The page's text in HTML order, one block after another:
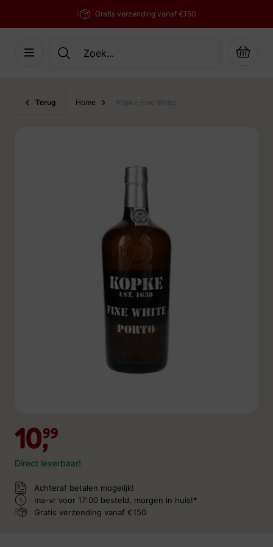
Gratis verzending vanaf €150
Cart
Terug Home Kopke Fine White
10,99
Direct leverbaar!
Achteraf betalen mogelijk!
ma-vr voor 17:00 besteld, morgen in huis!*
Gratis verzending vanaf €150